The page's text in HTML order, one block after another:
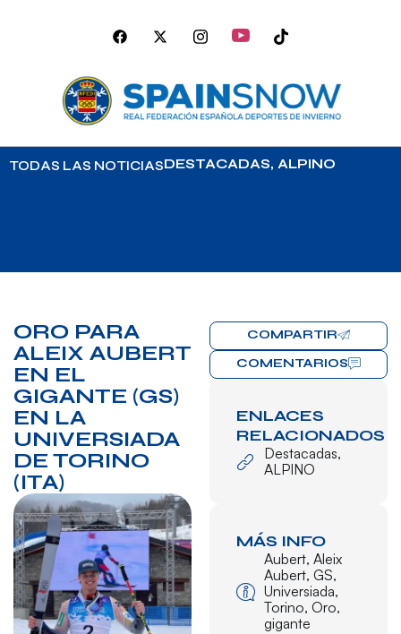
TODAS LAS NOTICIASDESTACADAS, ALPINO
ORO PARA
ALEIX AUBERT
EN EL
GIGANTE (GS)
EN LA
UNIVERSIADA
DE TORINO
(ITA)
COMPARTIR
COMENTARIOS
ENLACES
RELACIONADOS
Destacadas,
ALPINO
MÁS INFO
Aubert, Aleix
Aubert, GS,
Universiada,
Torino, Oro,
gigante